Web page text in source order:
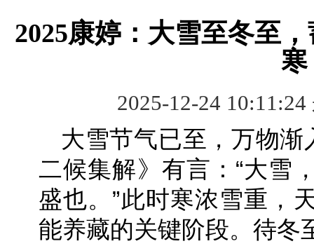
2025康婷：大雪至冬至
寒
2025-12-24
大雪节气已至，万物渐
二候集解》有言：“大雪
盛也。”此时寒浓雪重，
能养藏的关键阶段。待冬